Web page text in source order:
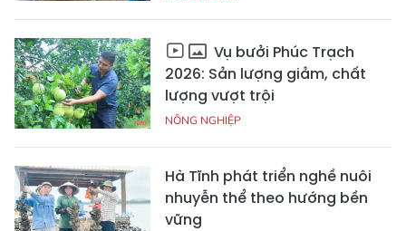
Vụ bưởi Phúc Trạch
2026: Sản lượng giảm, chất
lượng vượt trội
NÔNG NGHIỆP
Hà Tĩnh phát triển nghề nuôi
nhuyễn thể theo hướng bền
vững